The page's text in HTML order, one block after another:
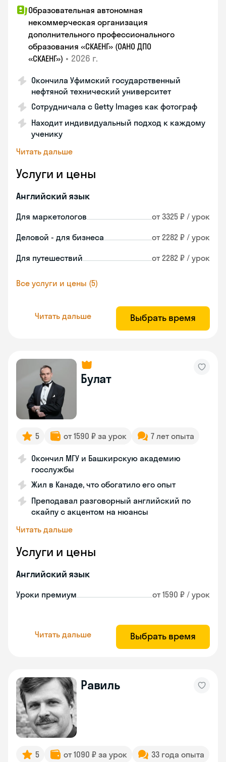
Образовательная автономная
некоммерческая организация
дополнительного профессионального
образования «СКАЕНГ» (ОАНО ДПО
«СКАЕНГ») • 2026 г.
Окончила Уфимский государственный
нефтяной технический университет
Сотрудничала с Getty Images как фотограф
Находит индивидуальный подход к каждому
ученику
Читать дальше
Услуги и цены
Английский язык
Для маркетологов от 3325 ₽ / урок
Деловой - для бизнеса от 2282 ₽ / урок
Для путешествий от 2282 ₽ / урок
Все услуги и цены (5)
Читать дальше Выбрать время
Булат
5 от 1590 ₽ за урок 7 лет опыта
Окончил МГУ и Башкирскую академию
госслужбы
Жил в Канаде, что обогатило его опыт
Преподавал разговорный английский по
скайпу с акцентом на нюансы
Читать дальше
Услуги и цены
Английский язык
Уроки премиум от 1590 ₽ / урок
Читать дальше Выбрать время
Равиль
5 от 1090 ₽ за урок
33 года опыта